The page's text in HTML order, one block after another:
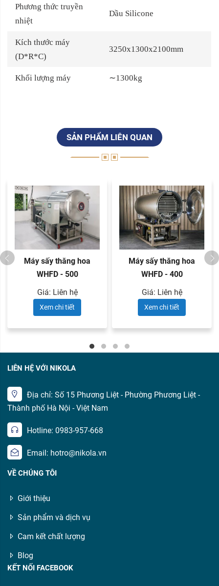
Phương thức truyền
nhiệt
Dầu Silicone
Kích thước máy
(D*R*C)
3250x1300x2100mm
Khối lượng máy ∼1300kg
SẢN PHẨM LIÊN QUAN
Máy sấy thăng hoa
WHFD - 500
Giá: Liên hệ
Xem chi tiết
Máy sấy thăng hoa
WHFD - 400
Giá: Liên hệ
Xem chi tiết
LIÊN HỆ VỚI NIKOLA
Địa chỉ: Số 15 Phương Liệt - Phường Phương Liệt -
Thành phố Hà Nội - Việt Nam
Hotline: 0983-957-668
Email: hotro@nikola.vn
VỀ CHÚNG TÔI
Giới thiệu
Sản phẩm và dịch vụ
Cam kết chất lượng
Blog
KẾT NỐI FACEBOOK